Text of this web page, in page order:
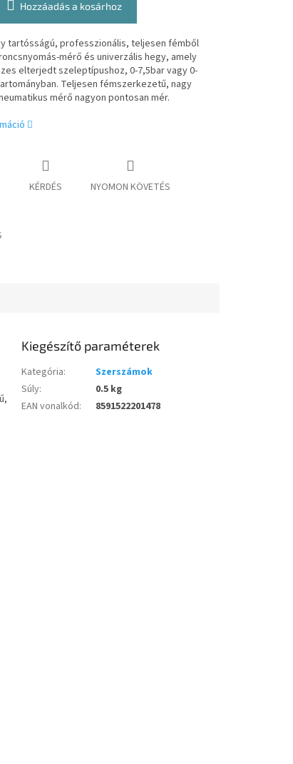
Hozzáadás a kosárhoz
tartósságú, professzionális, teljesen fémből
mérő és univerzális hegy, amely
elterjedt szeleptípushoz, 0-7,5bar vagy 0-
Teljesen fémszerkezetű, nagy
mérő nagyon pontosan mér.
KÉRDÉS NYOMON KÖVETÉS
Kiegészítő paraméterek
Kategória:
Szerszámok
Súly:
0.5 kg
EAN vonalkód: 8591522201478